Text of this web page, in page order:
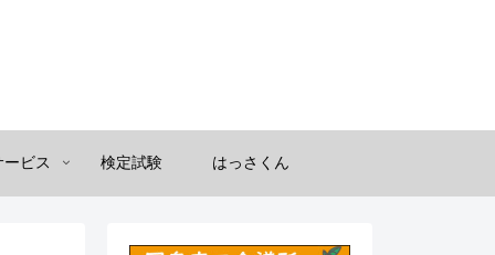
ビス 検定試験 はっさくん